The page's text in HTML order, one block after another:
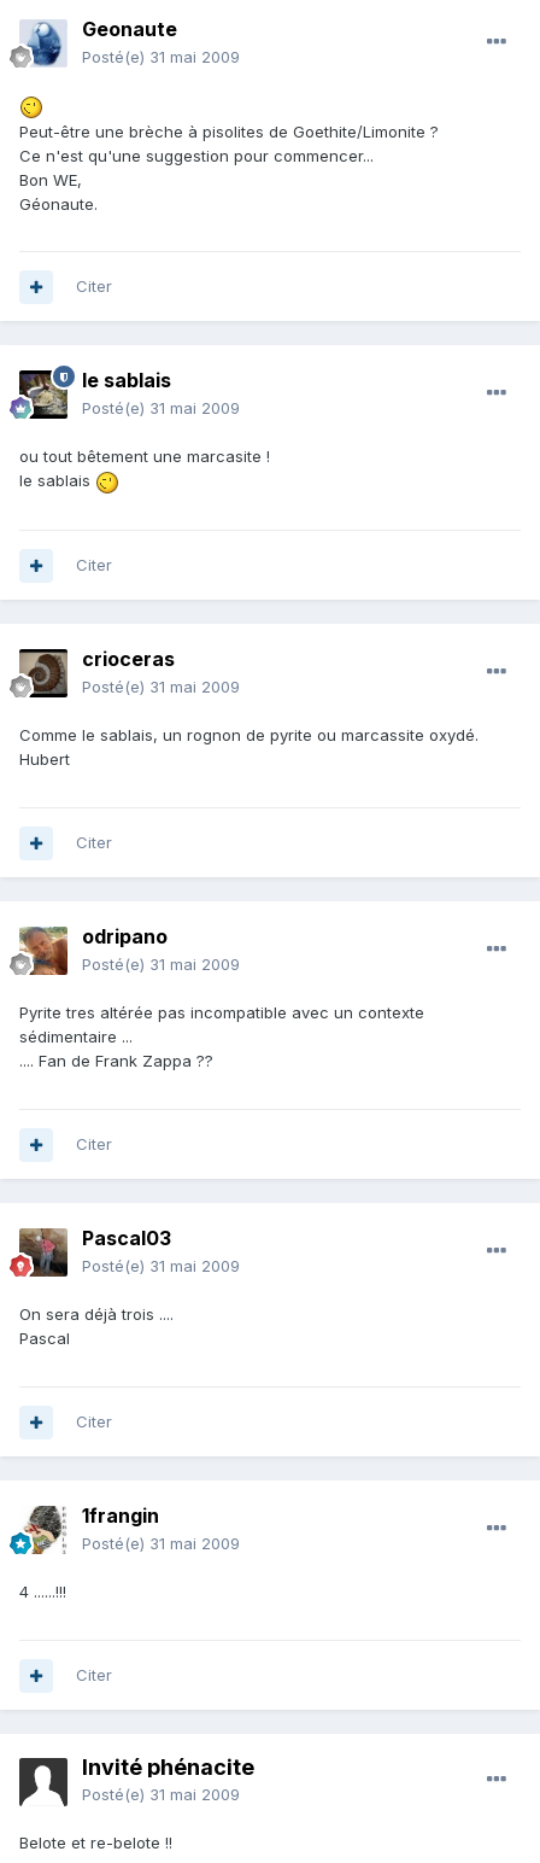
Geonaute
Posté(e) 31 mai 2009
Peut-être une brèche à pisolites de Goethite/Limonite ?
Ce n'est qu'une suggestion pour commencer...
Bon WE,
Géonaute.
Citer
le sablais
Posté(e) 31 mai 2009
ou tout bêtement une marcasite !
le sablais
Citer
crioceras
Posté(e) 31 mai 2009
Comme le sablais, un rognon de pyrite ou marcassite oxydé.
Hubert
Citer
odripano
Posté(e) 31 mai 2009
Pyrite tres altérée pas incompatible avec un contexte
sédimentaire ...
.... Fan de Frank Zappa ??
Citer
Pascal03
Posté(e) 31 mai 2009
On sera déjà trois ....
Pascal
Citer
1frangin
Posté(e) 31 mai 2009
4 ......!!!
Citer
Invité phénacite
Posté(e) 31 mai 2009
Belote et re-belote !!